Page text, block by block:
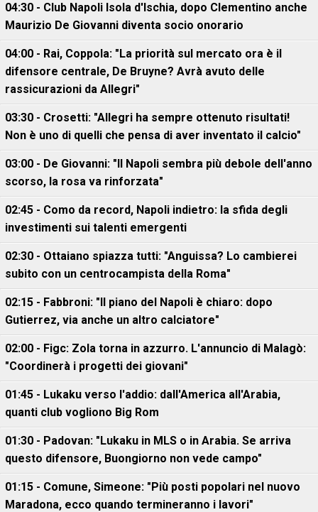
04:30 - Club Napoli Isola d'Ischia, dopo Clementino anche
Maurizio De Giovanni diventa socio onorario
04:00 - Rai, Coppola: "La priorità sul mercato ora è il
difensore centrale, De Bruyne? Avrà avuto delle
rassicurazioni da Allegri"
03:30 - Crosetti: "Allegri ha sempre ottenuto risultati!
Non è uno di quelli che pensa di aver inventato il calcio"
03:00 - De Giovanni: "Il Napoli sembra più debole dell'anno
scorso, la rosa va rinforzata"
02:45 - Como da record, Napoli indietro: la sfida degli
investimenti sui talenti emergenti
02:30 - Ottaiano spiazza tutti: "Anguissa? Lo cambierei
subito con un centrocampista della Roma"
02:15 - Fabbroni: "Il piano del Napoli è chiaro: dopo
Gutierrez, via anche un altro calciatore"
02:00 - Figc: Zola torna in azzurro. L'annuncio di Malagò:
"Coordinerà i progetti dei giovani"
01:45 - Lukaku verso l'addio: dall'America all'Arabia,
quanti club vogliono Big Rom
01:30 - Padovan: "Lukaku in MLS o in Arabia. Se arriva
questo difensore, Buongiorno non vede campo"
01:15 - Comune, Simeone: "Più posti popolari nel nuovo
Maradona, ecco quando termineranno i lavori"